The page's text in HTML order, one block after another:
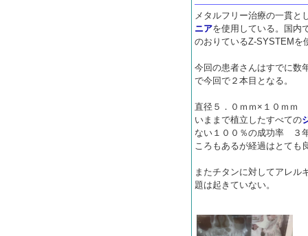
メタルフリー治療の一貫と
ニアを使用している。国内
のおりているZ-SYSTEMを
今回の患者さんはすでに数
で今回で２本目となる。
直径５．０ｍｍ×１０ｍｍ
いままで植立したすべての
ない１００％の成功率 ３
ころもあるが経過はとても
またチタンに対してアレル
題は起きていない。